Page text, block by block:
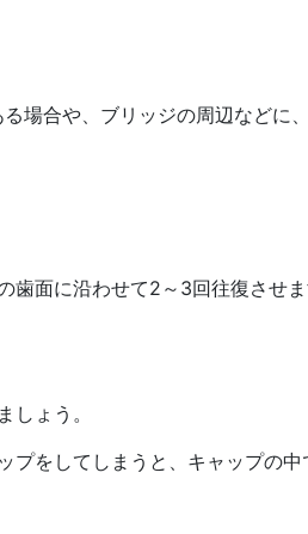
場合や、ブリッジの周辺など
面に沿わせて2～3回往復させ
ょう。
をしてしまうと、キャップの中